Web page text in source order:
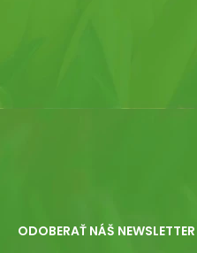
ODOBERAŤ NÁŠ NEWSLETTER